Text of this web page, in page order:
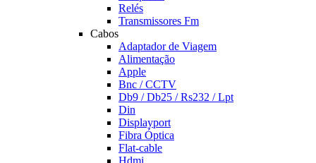
Relés
Transmissores Fm
Cabos
Adaptador de Viagem
Alimentação
Apple
Bnc / CCTV
Db9 / Db25 / Rs232 / Lpt
Din
Displayport
Fibra Óptica
Flat-cable
Hdmi